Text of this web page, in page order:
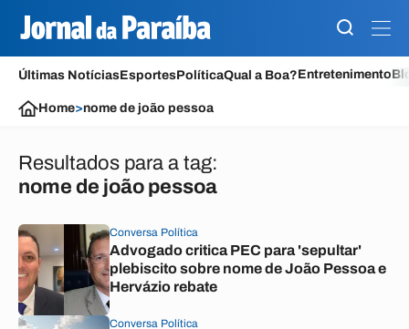
Últimas NotíciasEsportesPolíticaQual a Boa?Entretenimento
Home>nome de joão pessoa
Resultados para a tag:
nome de joão pessoa
Conversa Política
Advogado critica PEC para 'sepultar'
plebiscito sobre nome de João Pessoa e
Hervázio rebate
Conversa Política